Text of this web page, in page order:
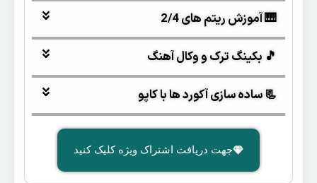
🎹 آموزش ریتم های 2/4
🎵 بکینگ ترک و وکال آهنگ
📃 ساده سازی آکورد ها با کاپو
جهت دریافت اشتراک ویژه کلیک کنید